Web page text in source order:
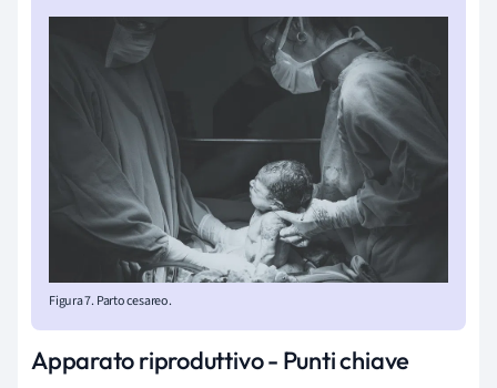
Figura 7. Parto cesareo.
Apparato riproduttivo - Punti chiave